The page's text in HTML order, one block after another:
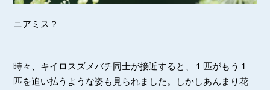
ニアミス？
時々、キイロスズメバチ同士が接近すると、１匹がもう１
匹を追い払うような姿も見られました。しかしあんまり花